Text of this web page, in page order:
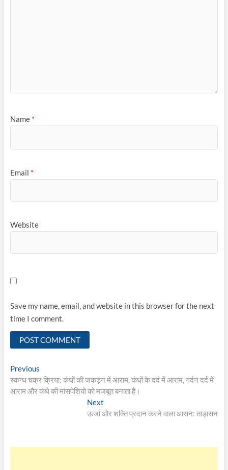
Name *
Email *
Website
Save my name, email, and website in this browser for the next
time I comment.
Post
navigation
PreviousPrevious
post:
स्कन्ध चक्र क्रिया: कंधों की जकड़न में आराम, कंधों के दर्द में आराम, गर्दन दर्द में
आराम और कंधे की मांसपेशियों को मजबूत बनाता है।
Next
post:
ऊर्जा और शक्ति प्रदान करने वाला आसन: ताड़ासन